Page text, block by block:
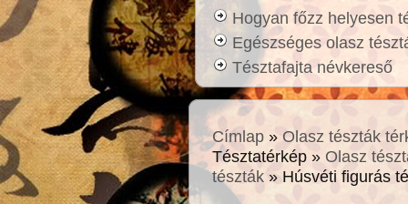
Hogyan főzz helyesen
Egészséges olasz
Tésztafajta névkereső
Címlap »Olasz tészták
Tésztatérkép » Olasz
tészták » Húsvéti figurás